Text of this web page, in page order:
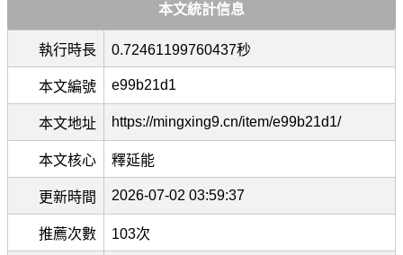
本文統計信息
執行時長 0.72461199760437秒
本文編號 e99b21d1
本文地址 https://mingxing9.cn/item/e99b21d1/
本文核心 釋延能
更新時間 2026-07-02 03:59:37
推薦次數 103次